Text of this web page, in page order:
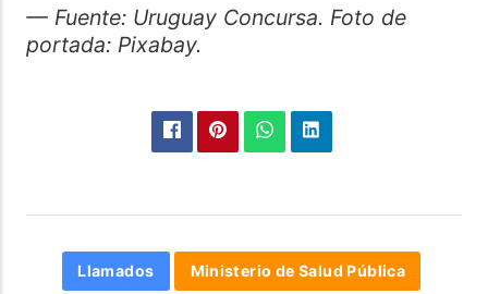
— Fuente: Uruguay Concursa. Foto de
portada: Pixabay.
Llamados Ministerio de Salud Pública